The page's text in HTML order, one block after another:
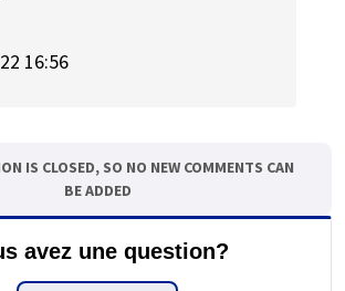
16:56
IS CLOSED, SO NO NEW COMMENTS CAN
BE ADDED
avez une question?